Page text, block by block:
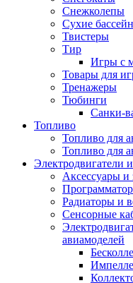
Снежколепы
Сухие
Твистеры
Тир
Игры с
Товары для
Тренажеры
Тюбинги
Санки-
Топливо
Топливо для
Топливо для
Электродвигатели
Аксессуары и
Радиаторы и
Сенсорные
авиамоделей